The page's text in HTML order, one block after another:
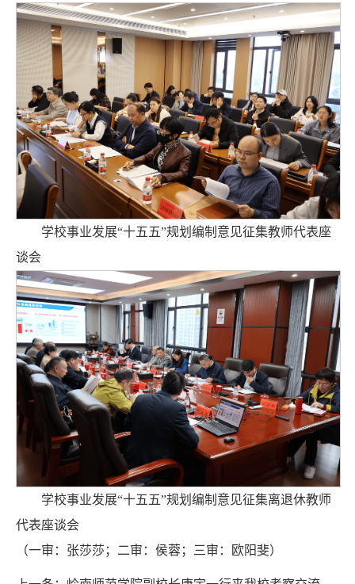
学校事业发展“十五五”规划编制意见征集教师代表座
谈会
学校事业发展“十五五”规划编制意见征集离退休教师
代表座谈会
（一审：张莎莎；二审：侯蓉；三审：欧阳斐）